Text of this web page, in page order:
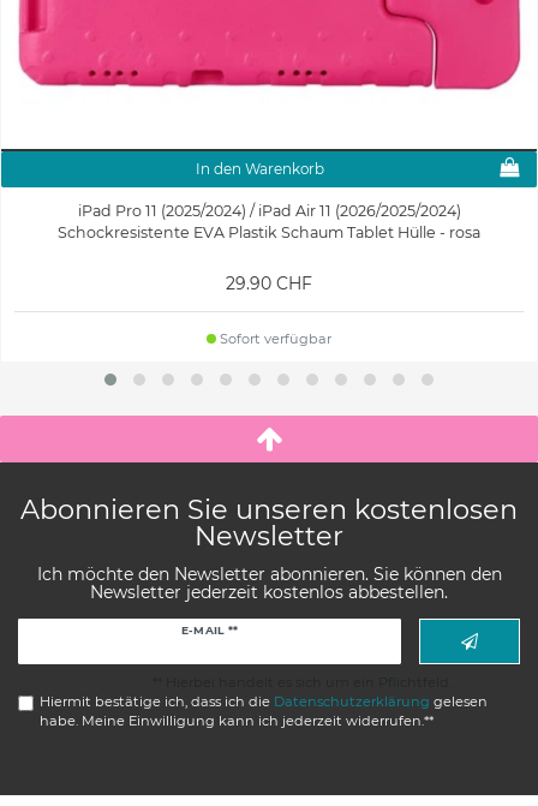
In den Warenkorb
iPad Pro 11 (2025/2024) / iPad Air 11 (2026/2025/2024)
Schockresistente EVA Plastik Schaum Tablet Hülle - rosa
29.90 CHF
Sofort verfügbar
Abonnieren Sie unseren kostenlosen
Newsletter
Ich möchte den Newsletter abonnieren. Sie können den
Newsletter jederzeit kostenlos abbestellen.
E-MAIL **
Hiermit bestätige ich, dass ich die Daten­schutz­erklärung gelesen
habe. Meine Einwilligung kann ich jederzeit widerrufen.**